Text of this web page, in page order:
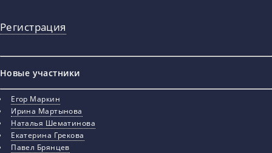
Регистрация
Новые участники
Егор Маркин
Ирина Мартынова
Наталья Шематинова
Екатерина Грекова
Павел Брянцев